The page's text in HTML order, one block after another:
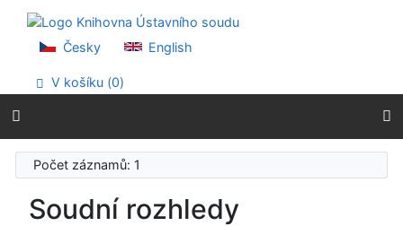
Přejít na menu
Prohlášení o webové přístupnosti
Česky English
V košíku (0)
Počet záznamů: 1
Soudní rozhledy